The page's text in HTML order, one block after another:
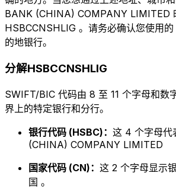
BANK (CHINA) COMPANY LIMITED
HSBCCNSHLIG 。请务必确认您使用
的地银行。
分解HSBCCNSHLIG
SWIFT/BIC 代码由 8 至 11 个字母和数
界上的特定银行和分行。
银行代码 (HSBC)： 这 4 个字母
(CHINA) COMPANY LIMITED
国家代码 (CN)： 这 2 个字母显示
国 。